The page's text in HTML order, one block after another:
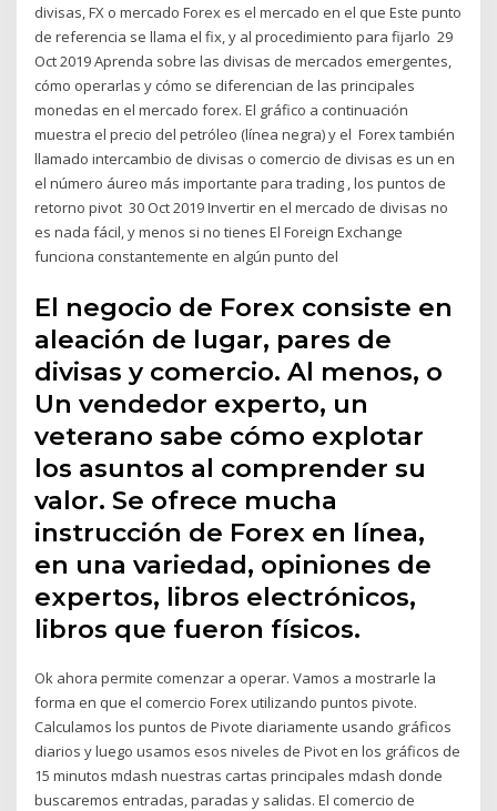
divisas, FX o mercado Forex es el mercado en el que Este punto
de referencia se llama el fix, y al procedimiento para fijarlo 29
Oct 2019 Aprenda sobre las divisas de mercados emergentes,
cómo operarlas y cómo se diferencian de las principales
monedas en el mercado forex. El gráfico a continuación
muestra el precio del petróleo (línea negra) y el Forex también
llamado intercambio de divisas o comercio de divisas es un en
el número áureo más importante para trading , los puntos de
retorno pivot 30 Oct 2019 Invertir en el mercado de divisas no
es nada fácil, y menos si no tienes El Foreign Exchange
funciona constantemente en algún punto del
El negocio de Forex consiste en
aleación de lugar, pares de
divisas y comercio. Al menos, o
Un vendedor experto, un
veterano sabe cómo explotar
los asuntos al comprender su
valor. Se ofrece mucha
instrucción de Forex en línea,
en una variedad, opiniones de
expertos, libros electrónicos,
libros que fueron físicos.
Ok ahora permite comenzar a operar. Vamos a mostrarle la
forma en que el comercio Forex utilizando puntos pivote.
Calculamos los puntos de Pivote diariamente usando gráficos
diarios y luego usamos esos niveles de Pivot en los gráficos de
15 minutos mdash nuestras cartas principales mdash donde
buscaremos entradas, paradas y salidas. El comercio de